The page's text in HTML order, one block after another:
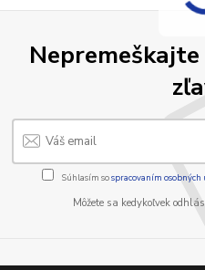
Súhlasím sospracovaním osobných
Môžete sa kedykoľvek